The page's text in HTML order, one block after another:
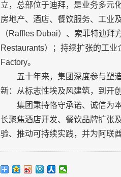
立，总部位于迪拜，是业务多元
房地产、酒店、餐饮服务、工业
（Raffles Dubai）、索菲特迪
Restaurants）；持续扩张的工
Factory。
五十年来，集团深度参与塑
新：从标志性埃及风建筑，到开
集团秉持恪守承诺、诚信为
长聚焦酒店开发、餐饮品牌扩张
验、推动可持续实践，并为阿联